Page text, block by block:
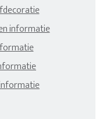
informatie